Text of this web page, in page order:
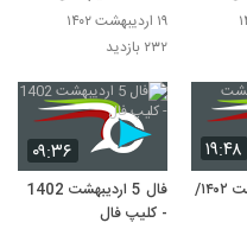
۱۹ اردیبهشت ۱۴۰۲
۲۳۲ بازدید
۱۹:۴۸
فال 12 اردیبهشت ۱۴۰۲/
۰۹:۳۶
فال 5 اردیبهشت 1402
- کلیپ فال